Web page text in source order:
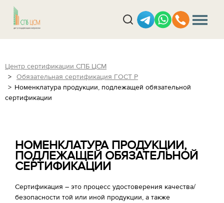
Центр сертификации СПБ ЦСМ
Обязательная сертификация ГОСТ Р
Номенклатура продукции, подлежащей обязательной
сертификации
НОМЕНКЛАТУРА ПРОДУКЦИИ,
ПОДЛЕЖАЩЕЙ ОБЯЗАТЕЛЬНОЙ
СЕРТИФИКАЦИИ
Сертификация – это процесс удостоверения качества/
безопасности той или иной продукции, а также